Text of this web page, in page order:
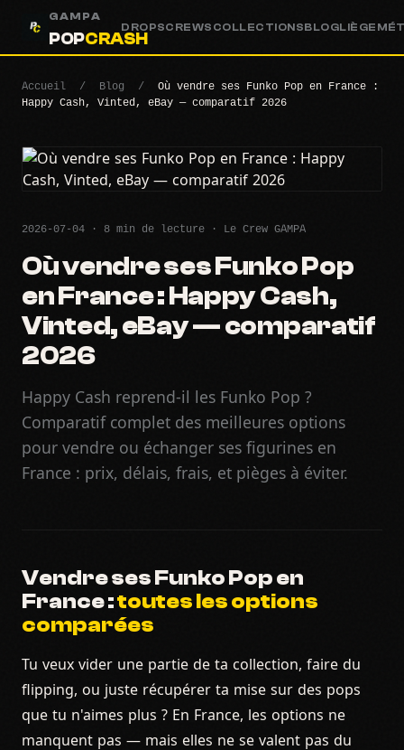
GAMPA
POPCRASH
DROPSCREWS COLLECTIONSBLOGLIÈGE
Accueil / Blog /
Où vendre ses Funko Pop en France :
Happy Cash, Vinted, eBay — comparatif 2026
2026-07-04 · 8 min de lecture · Le Crew GAMPA
Où vendre ses Funko Pop
en France : Happy Cash,
Vinted, eBay — comparatif
2026
Happy Cash reprend-il les Funko Pop ?
Comparatif complet des meilleures options
pour vendre ou échanger ses figurines en
France : prix, délais, frais, et pièges à éviter.
Vendre ses Funko Pop en
France :toutes les options
comparées
Tu veux vider une partie de ta collection, faire du
flipping, ou juste récupérer ta mise sur des pops
que tu n'aimes plus ? En France, les options ne
manquent pas — mais elles ne se valent pas du